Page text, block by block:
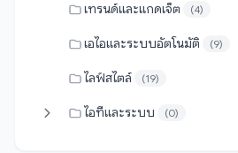
เทรนด์และแกดเจ็ต (4)
เอไอและระบบอัตโนมัติ (9)
ไลฟ์สไตล์ (19)
ไอทีและระบบ (0)